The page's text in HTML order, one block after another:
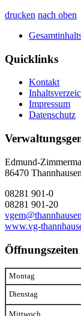
drucken nach oben
Quicklinks
Kontakt
Impressum
Datenschutz
Edmund-
86470 Thannhausen
08281 901-0
08281 901-20
www.vg-
Öffnungszeiten
Montag
Dienstag